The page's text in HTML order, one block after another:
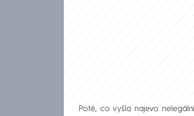
Poté, co vyšla najevo